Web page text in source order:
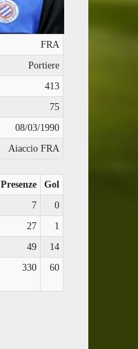
FRA
Portiere
413
75
08/03/1990
Aiaccio FRA
Presenze
Gol
7
0
27
1
49
14
330 60